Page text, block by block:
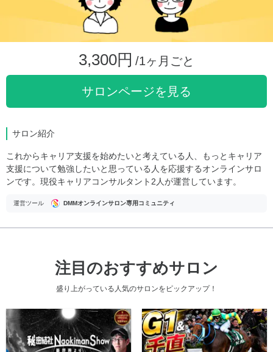
3,300円 /1ヶ月ごと
サロンページを見る
サロン紹介
これからキャリア支援を始めたいと考えている人、もっとキャリア
支援について勉強したいと思っている人を応援するオンラインサロ
ンです。現役キャリアコンサルタント2人が運営しています。
運営ツール DMMオンラインサロン専用コミュニティ
注目のおすすめサロン
盛り上がっている人気のサロンをピックアップ！